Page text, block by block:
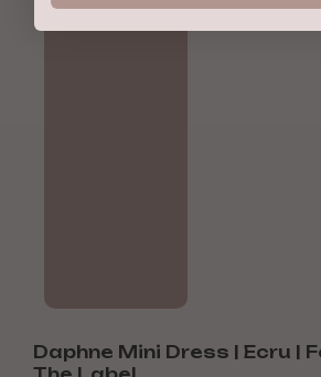
Dress | Ecru | Forever Young